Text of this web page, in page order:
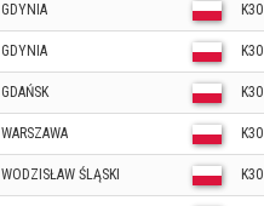
GDYNIA K30
GDYNIA K30
GDAŃSK K30
WARSZAWA K30
WODZISŁAW ŚLĄSKI K30